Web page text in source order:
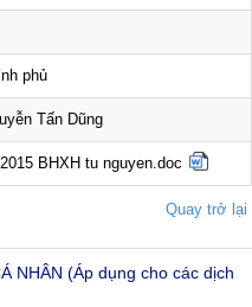
phủ
Tấn Dũng
BHXH tu nguyen.doc
Quay trở lại
NHÂN (Áp dụng cho các dịch